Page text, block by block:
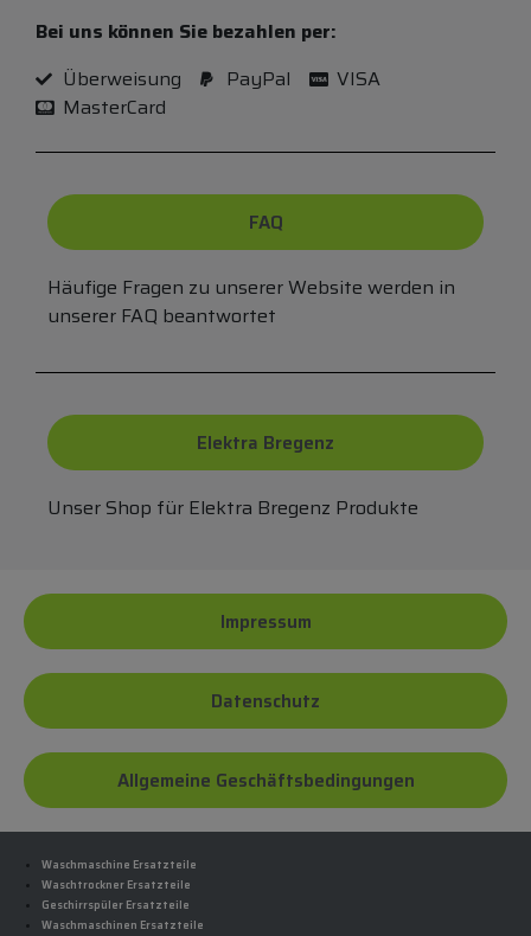
Bei uns können Sie bezahlen per:
Überweisung
PayPal
VISA
MasterCard
FAQ
Häufige Fragen zu unserer Website werden in
unserer FAQ beantwortet
Elektra Bregenz
Unser Shop für Elektra Bregenz Produkte
Impressum
Datenschutz
Allgemeine Geschäftsbedingungen
Waschmaschine Ersatzteile
Waschtrockner Ersatzteile
Geschirrspüler Ersatzteile
Waschmaschinen Ersatzteile